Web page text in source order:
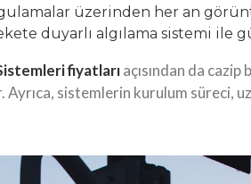
üzerinden her an
duyarlı algılama sistemi ile
fiyatlarıaçısından da
sistemlerin kurulum süreci,